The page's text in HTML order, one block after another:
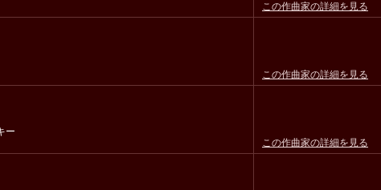
この作曲家の詳細を見る
この作曲家の詳細を見る
ー
この作曲家の詳細を見る